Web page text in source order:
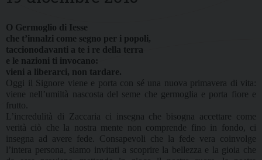
O Germoglio di Iesse
che t’innalzi come segno per i popoli,
taccionodavanti a te i re della terra
e le nazioni ti invocano:
vieni a liberarci, non tardare.
Oggi il Signore viene e porta con sé una nuova primavera di vita:
viene nell’umiltà nascosta del seme che germoglia e porta fiore e
frutto.
L’incredulità di Zaccaria ci insegna che bisogna accettare come
verità ciò che la nostra mente non comprende fino in fondo, ci
insegna ad avere fede. Consapevoli che la fede vera coinvolge
l’intera persona, siamo invitati a scoprire la bellezza e la gioia che